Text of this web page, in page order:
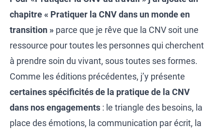
chapitre « Pratiquer la CNV dans un monde en
transition » parce que je rêve que la CNV soit une
ressource pour toutes les personnes qui cherchent
à prendre soin du vivant, sous toutes ses formes.
Comme les éditions précédentes, j’y présente
certaines spécificités de la pratique de la CNV
dans nos engagements : le triangle des besoins, la
place des émotions, la communication par écrit, la